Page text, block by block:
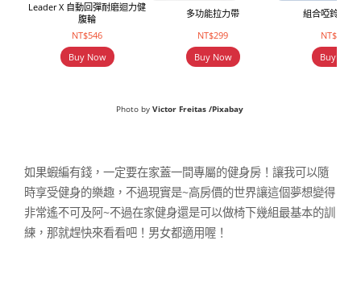
Leader X 自動回彈耐磨迴力健
腹輪
NT$546
Buy Now
多功能拉力帶
NT$299
Buy Now
組合啞鈴組升
NT$1399
Buy Now
Photo by Victor Freitas /Pixabay
如果蝦編有錢，一定要在家蓋一間專屬的健身房！讓我可以隨
時享受健身的樂趣，不過現實是~高房價的世界讓這個夢想變得
非常遙不可及阿~不過在家健身還是可以做椅下幾組最基本的訓
練，那就趕快來看看吧！男女都適用喔！